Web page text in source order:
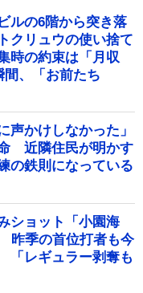
ルの6階から突き落
リュウの使い捨て
時の約束は「月収
間、「お前たち
声かけしなかった」
近隣住民が明かす
の鉄則になっている
ショット「小園海
昨季の首位打者も今
「レギュラー剥奪も